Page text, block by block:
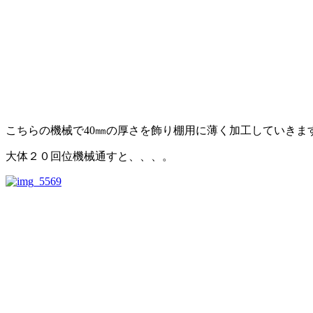
こちらの機械で40㎜の厚さを飾り棚用に薄く加工していきま
大体２０回位機械通すと、、、。